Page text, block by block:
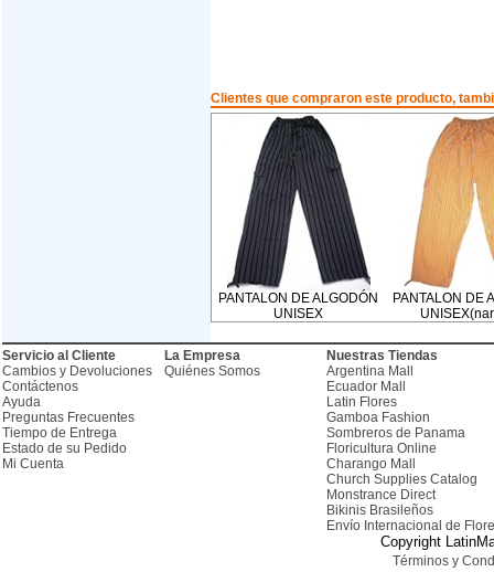
Clientes que compraron este producto,
PANTALON DE ALGODÓN
UNISEX
PANTALON DE
Servicio al Cliente
Cambios y Devoluciones
Contáctenos
Ayuda
Preguntas Frecuentes
Tiempo de Entrega
Estado de su Pedido
Mi Cuenta
La Empresa
Quiénes Somos
Nuestras Tiendas
Argentina Mall
Ecuador Mall
Latin Flores
Gamboa Fashion
Sombreros de Panama
Floricultura Online
Charango Mall
Church Supplies Catalog
Monstrance Direct
Bikinis Brasileños
Envío Internacional de
Copyright
Términos y